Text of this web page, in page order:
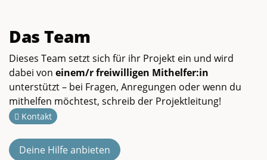
Das Team
Dieses Team setzt sich für ihr Projekt ein und wird
dabei von einem/r freiwilligen Mithelfer:in
unterstützt – bei Fragen, Anregungen oder wenn du
mithelfen möchtest, schreib der Projektleitung!
Kontakt
Deine Hilfe anbieten